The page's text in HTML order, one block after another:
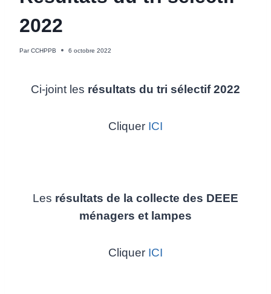
2022
Par CCHPPB 6 octobre 2022
Ci-joint les résultats du tri sélectif 2022
Cliquer ICI
Les résultats de la collecte des DEEE
ménagers et lampes
Cliquer ICI